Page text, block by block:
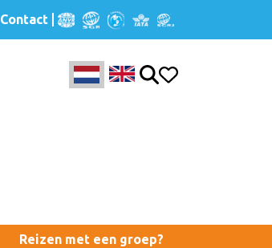
Contact
Reizen met een groep?